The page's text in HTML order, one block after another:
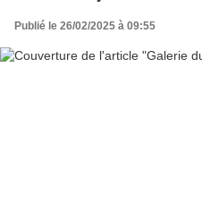
Publié le 26/02/2025 à 09:55